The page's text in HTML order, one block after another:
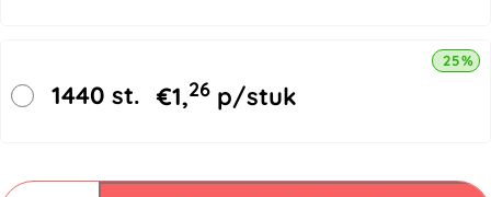
1440 st. €1,26 p/stuk
25%
Vouwdozen